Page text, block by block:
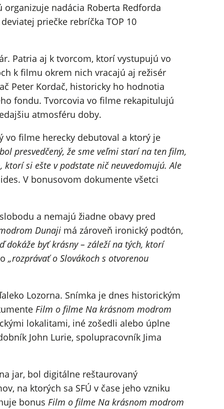
nadácia Roberta Redforda
priečke rebríčka TOP 10
Patria aj k tvorcom, ktorí vystupujú vo
k filmu okrem nich vracajú aj režisér
Peter Kordač, historicky ho hodnotia
fondu. Tvorcovia vo filme rekapitulujú
atmosféru doby.
vo filme herecky debutoval a ktorý je
presvedčený, že sme veľmi starí na ten film,
si ešte v podstate nič neuvedomujú. Ale
V bonusovom dokumente všetci
a nemajú žiadne obavy pred
Dunaji má zároveň ironický podtón,
dokáže byť krásny – záleží na tých, ktorí
„rozprávať o Slovákoch s otvorenou
Lozorna. Snímka je dnes historickým
Film o filme Na krásnom modrom
lokalitami, iné zošedli alebo úplne
John Lurie, spolupracovník Jima
jar, bol digitálne reštaurovaný
na ktorých sa SFÚ v čase jeho vzniku
bonus Film o filme Na krásnom modrom